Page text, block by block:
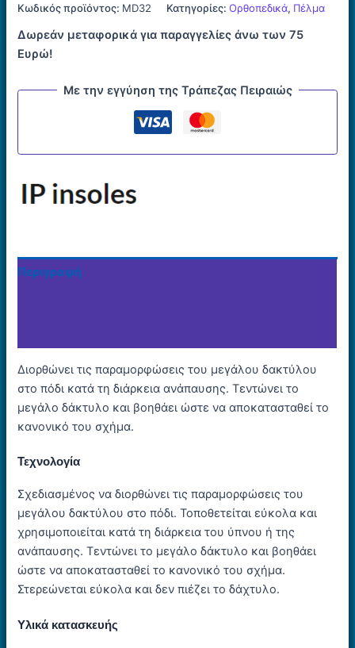
Valgus
ποσότητα
Κωδικός προϊόντος: MD32 Κατηγορίες:Ορθοπεδικά, Πέλμα
Δωρεάν μεταφορικά για παραγγελίες άνω των 75
Ευρώ!
Με την εγγύηση της Τράπεζας Πειραιώς
Περιγραφή
Διορθώνει τις παραμορφώσεις του μεγάλου δακτύλου
στο πόδι κατά τη διάρκεια ανάπαυσης. Τεντώνει το
μεγάλο δάκτυλο και βοηθάει ώστε να αποκατασταθεί το
κανονικό του σχήμα.
Τεχνολογία
Σχεδιασμένος να διορθώνει τις παραμορφώσεις του
μεγάλου δακτύλου στο πόδι. Τοποθετείται εύκολα και
χρησιμοποιείται κατά τη διάρκεια του ύπνου ή της
ανάπαυσης. Τεντώνει το μεγάλο δάκτυλο και βοηθάει
ώστε να αποκατασταθεί το κανονικό του σχήμα.
Στερεώνεται εύκολα και δεν πιέζει το δάχτυλο.
Υλικά κατασκευής